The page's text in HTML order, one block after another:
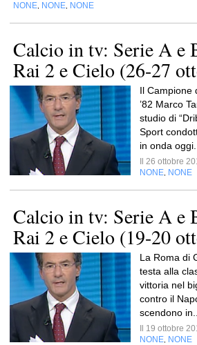
NONE NONE NONE
Calcio in tv: Serie A e
Rai 2 e Cielo (26-27
Il Campione
’82 Marco
studio di
Sport
in onda
Il 26 ottobre
NONE NONE
Calcio in tv: Serie A e
Rai 2 e Cielo (19-20
La Roma di
testa alla
vittoria nel
contro il
scendono
Il 19 ottobre
NONE NONE